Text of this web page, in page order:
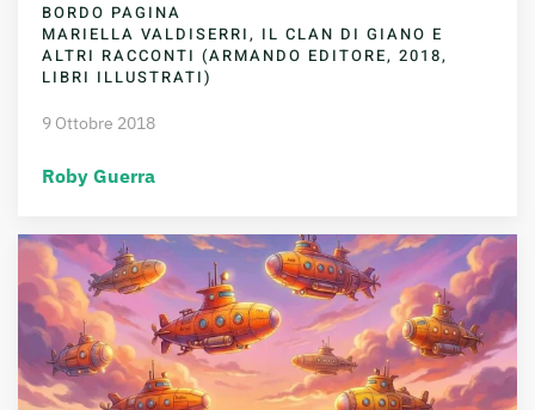
BORDO PAGINA
MARIELLA VALDISERRI, IL CLAN DI GIANO E
ALTRI RACCONTI (ARMANDO EDITORE, 2018,
LIBRI ILLUSTRATI)
9 Ottobre 2018
Roby Guerra